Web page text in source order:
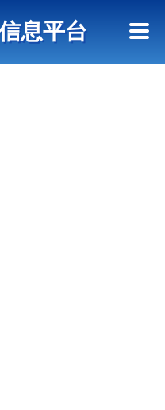
息平台